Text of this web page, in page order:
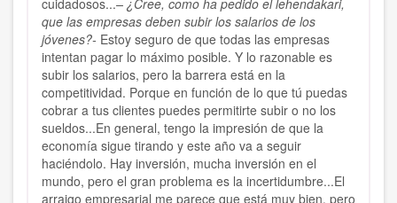
cuidadosos...– ¿Cree, como ha pedido el lehendakari,
que las empresas deben subir los salarios de los
jóvenes?- Estoy seguro de que todas las empresas
intentan pagar lo máximo posible. Y lo razonable es
subir los salarios, pero la barrera está en la
competitividad. Porque en función de lo que tú puedas
cobrar a tus clientes puedes permitirte subir o no los
sueldos...En general, tengo la impresión de que la
economía sigue tirando y este año va a seguir
haciéndolo. Hay inversión, mucha inversión en el
mundo, pero el gran problema es la incertidumbre...El
arraigo empresarial me parece que está muy bien, pero